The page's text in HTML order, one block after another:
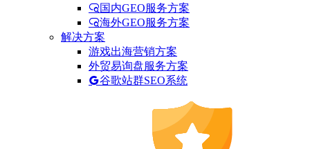
国内GEO服务方案
海外GEO服务方案
解决方案
游戏出海营销方案
外贸易询盘服务方案
谷歌站群SEO系统